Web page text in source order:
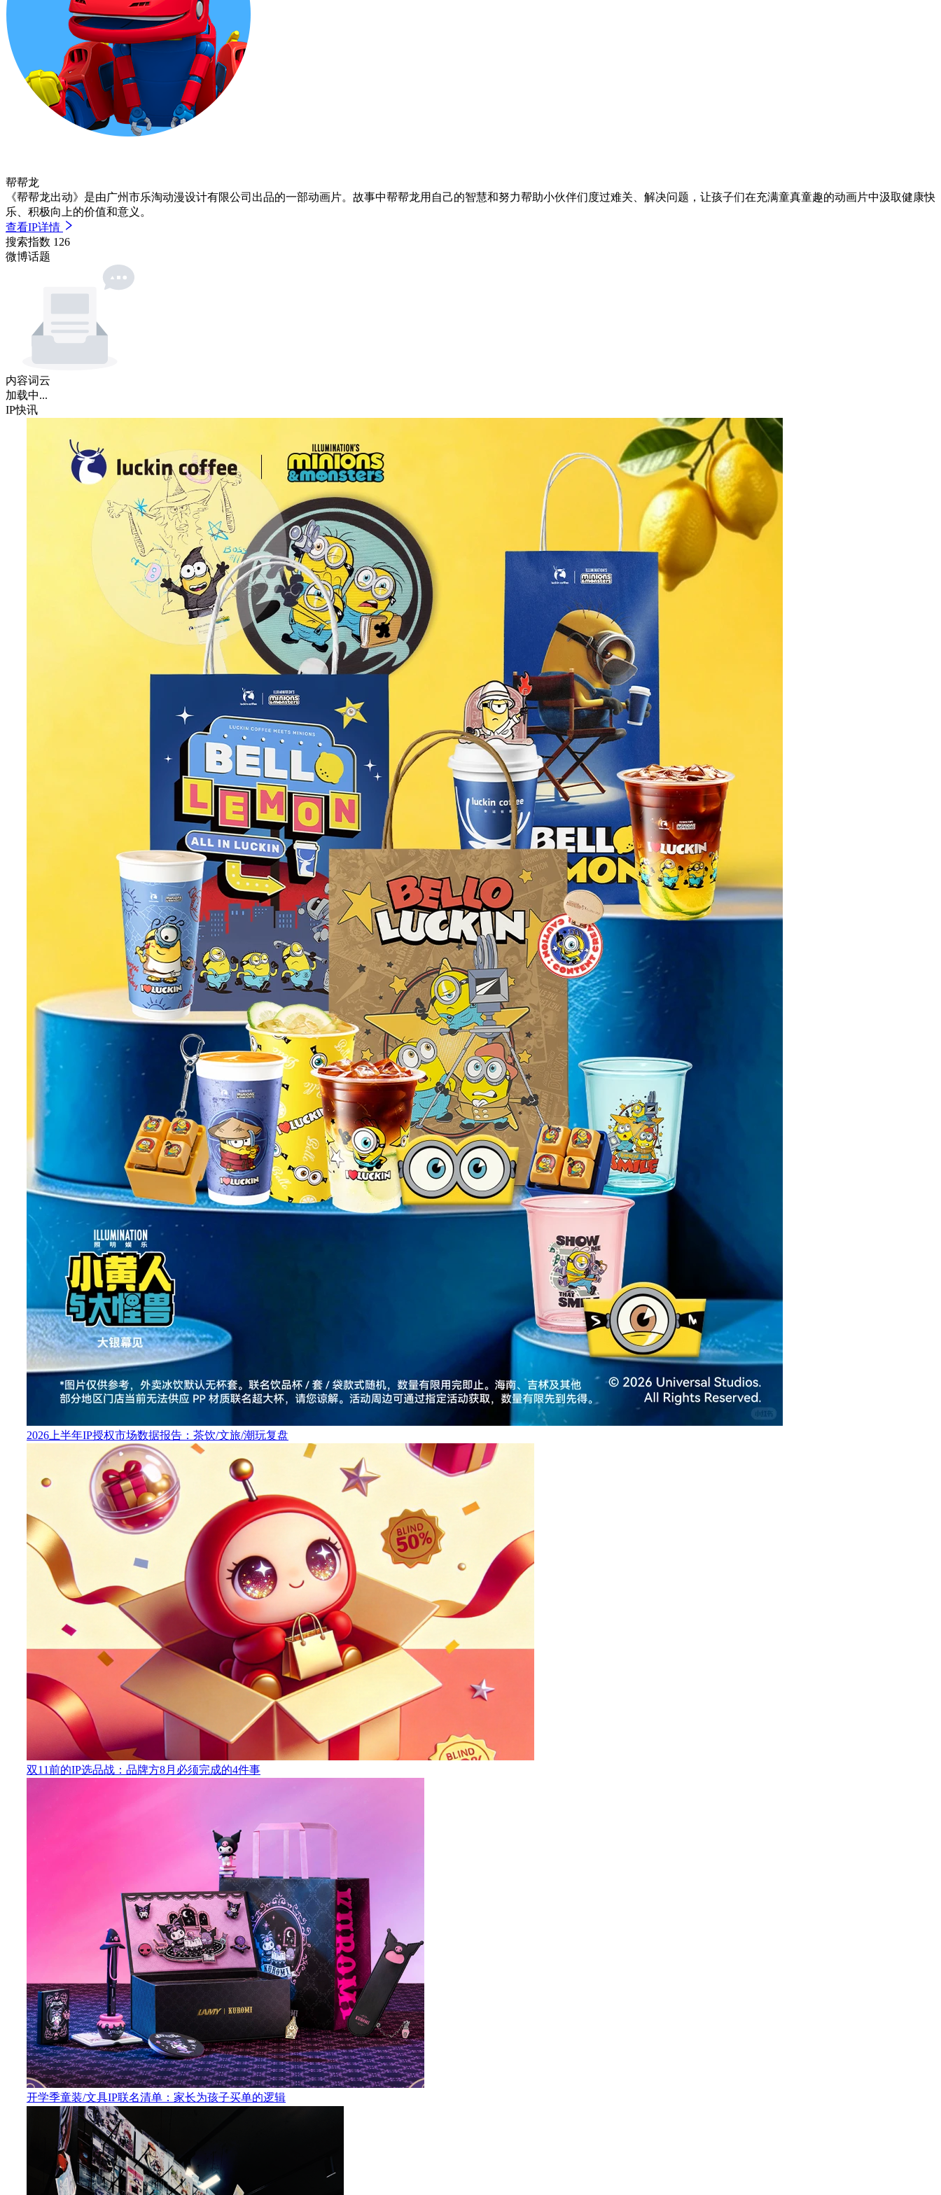
帮帮龙
《帮帮龙出动》是由广州市乐淘动漫设计有限公司出品的一部动画片。故事中帮帮龙用自己的智慧和努力帮助小伙伴们度过难关、解决问题，让孩子们在充满童真童趣的动画片中汲取健康快
乐、积极向上的价值和意义。
查看IP详情
搜索指数 126
微博话题
内容词云
加载中...
IP快讯
2026上半年IP授权市场数据报告：茶饮/文旅/潮玩复盘
双11前的IP选品战：品牌方8月必须完成的4件事
开学季童装/文具IP联名清单：家长为孩子买单的逻辑